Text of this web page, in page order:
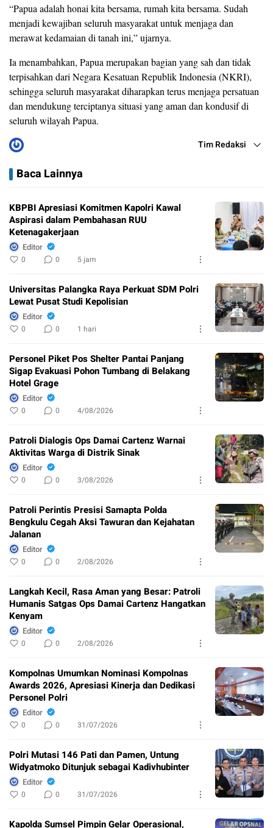
“Papua adalah honai kita bersama, rumah kita bersama. Sudah
menjadi kewajiban seluruh masyarakat untuk menjaga dan
merawat kedamaian di tanah ini,” ujarnya.
Ia menambahkan, Papua merupakan bagian yang sah dan tidak
terpisahkan dari Negara Kesatuan Republik Indonesia (NKRI),
sehingga seluruh masyarakat diharapkan terus menjaga persatuan
dan mendukung terciptanya situasi yang aman dan kondusif di
seluruh wilayah Papua.
Tim Redaksi
Baca Lainnya
KBPBI Apresiasi Komitmen Kapolri Kawal
Aspirasi dalam Pembahasan RUU
Ketenagakerjaan
Editor
0 0 5 jam
Universitas Palangka Raya Perkuat SDM Polri
Lewat Pusat Studi Kepolisian
Editor
0 0 1 hari
Personel Piket Pos Shelter Pantai Panjang
Sigap Evakuasi Pohon Tumbang di Belakang
Hotel Grage
Editor
0 0 4/08/2026
Patroli Dialogis Ops Damai Cartenz Warnai
Aktivitas Warga di Distrik Sinak
Editor
0 0 3/08/2026
Patroli Perintis Presisi Samapta Polda
Bengkulu Cegah Aksi Tawuran dan Kejahatan
Jalanan
Editor
0 0 2/08/2026
Langkah Kecil, Rasa Aman yang Besar: Patroli
Humanis Satgas Ops Damai Cartenz Hangatkan
Kenyam
Editor
0 0 2/08/2026
Kompolnas Umumkan Nominasi Kompolnas
Awards 2026, Apresiasi Kinerja dan Dedikasi
Personel Polri
Editor
0 0 31/07/2026
Polri Mutasi 146 Pati dan Pamen, Untung
Widyatmoko Ditunjuk sebagai Kadivhubinter
Editor
0 0 31/07/2026
Kapolda Sumsel Pimpin Gelar Operasional,